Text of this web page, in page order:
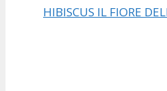
HIBISCUS IL FIORE